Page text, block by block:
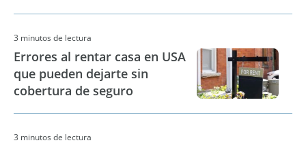
3 minutos de lectura
Errores al rentar casa en USA
que pueden dejarte sin
cobertura de seguro
3 minutos de lectura